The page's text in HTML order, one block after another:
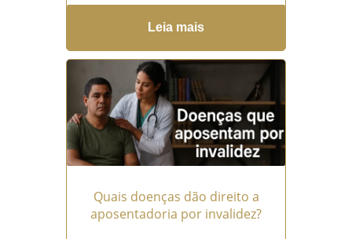
aposentadoria da mulher em
2025 continua sendo um dos
temas mais procurados por
trabalhadoras...
Leia mais →
Leia mais
Quais doenças dão direito a
aposentadoria por invalidez?